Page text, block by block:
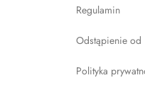
Regulamin
Odstąpienie od
Polityka